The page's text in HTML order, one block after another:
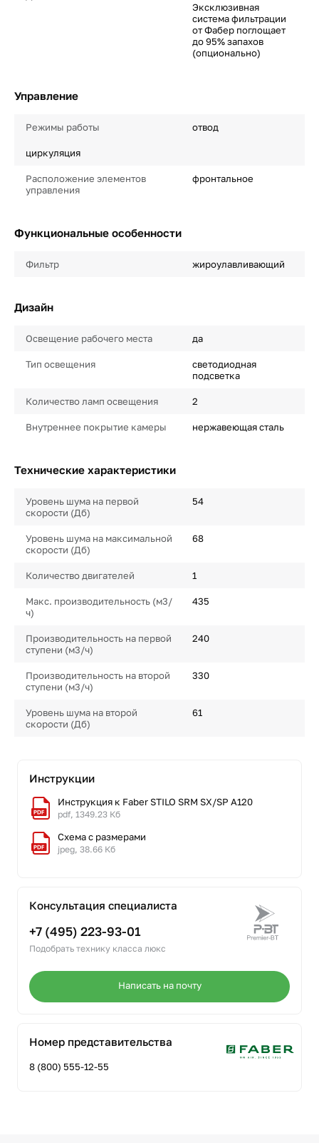
Эксклюзивная
система фильтрации
от Фабер поглощает
до 95% запахов
(опционально)
Управление
Режимы работы отвод
циркуляция
Расположение элементов
управления
фронтальное
Функциональные особенности
Фильтр жироулавливающий
Дизайн
Освещение рабочего места да
Тип освещения
светодиодная
подсветка
Количество ламп освещения 2
Внутреннее покрытие камеры нержавеющая сталь
Технические характеристики
Уровень шума на первой
скорости (Дб)
54
Уровень шума на максимальной
скорости (Дб)
68
Количество двигателей 1
Макс. производительность (м3/
ч)
435
Производительность на первой
ступени (м3/ч)
240
Производительность на второй
ступени (м3/ч)
330
Уровень шума на второй
скорости (Дб)
61
Инструкции
Инструкция к Faber STILO SRM SX/SP A120
pdf, 1349.23 Кб
Схема с размерами
jpeg, 38.66 Кб
Консультация специалиста
+7 (495) 223-93-01
Подобрать технику класса люкс
Написать на почту
Номер представительства
8 (800) 555-12-55